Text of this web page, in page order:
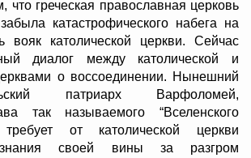
что греческая православная церковь
катастрофического набега на
вояк католической церкви. Сейчас
диалог между католической и
о воссоединении. Нынешний
патриарх Варфоломей,
так называемого “Вселенского
требует от католической церкви
своей вины за разгром